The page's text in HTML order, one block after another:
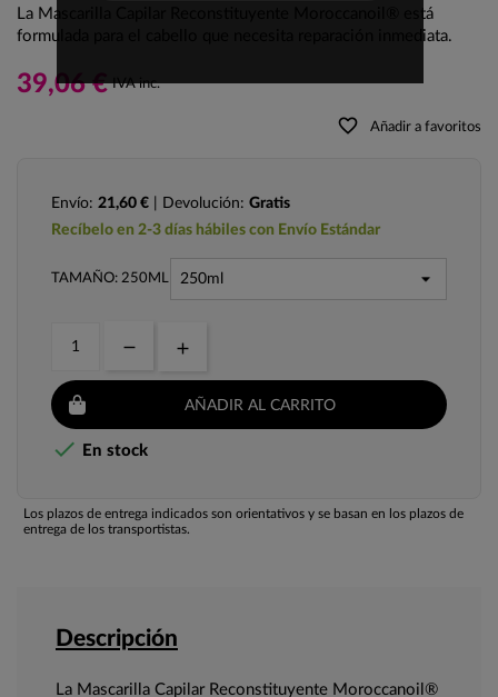
La Mascarilla Capilar Reconstituyente Moroccanoil® está
formulada para el cabello que necesita reparación inmediata.
39,06 € IVA inc.
favorite_border Añadir a favoritos
Envío: 21,60 € | Devolución: Gratis
Recíbelo en 2-3 días hábiles con Envío Estándar
TAMAÑO: 250ML
AÑADIR AL CARRITO
 En stock
Los plazos de entrega indicados son orientativos y se basan en los plazos de
entrega de los transportistas.
Descripción
La Mascarilla Capilar Reconstituyente Moroccanoil®